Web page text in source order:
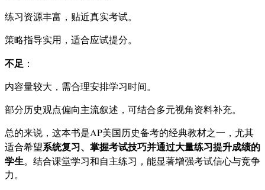
练习资源丰富，贴近真实考试。
策略指导实用，适合应试提分。
不足 ：
内容量较大，需合理安排学习时间。
部分历史观点偏向主流叙述，可结合多元视角资料补充。
总的来说，这本书是AP美国历史备考的经典教材之一，尤其
适合希望系统复习、掌握考试技巧并通过大量练习提升成绩的
学生。结合课堂学习和自主练习，能显著增强考试信心与竞争
力。